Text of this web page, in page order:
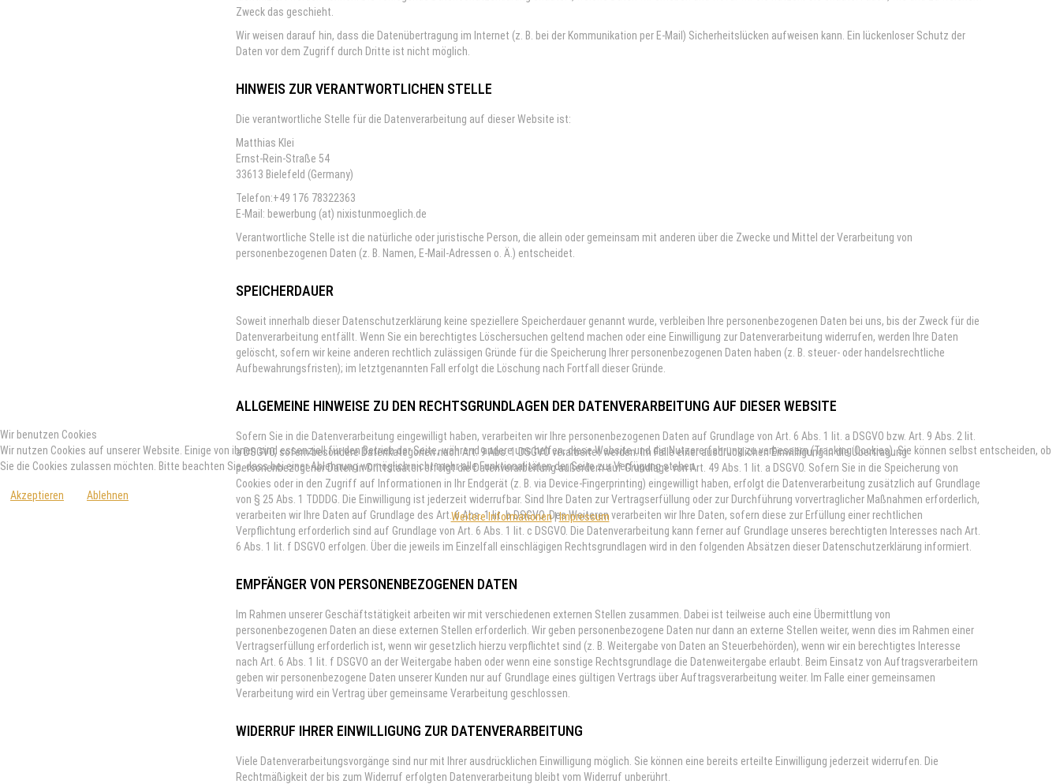
Zweck das geschieht.
Wir weisen darauf hin, dass die Datenübertragung im Internet (z. B. bei der Kommunikation per E-Mail) Sicherheitslücken aufweisen kann. Ein lückenloser Schutz der
Daten vor dem Zugriff durch Dritte ist nicht möglich.
HINWEIS ZUR VERANTWORTLICHEN STELLE
Die verantwortliche Stelle für die Datenverarbeitung auf dieser Website ist:
Matthias Klei
Ernst-Rein-Straße 54
33613 Bielefeld (Germany)
Telefon:+49 176 78322363
E-Mail: bewerbung (at) nixistunmoeglich.de
Verantwortliche Stelle ist die natürliche oder juristische Person, die allein oder gemeinsam mit anderen über die Zwecke und Mittel der Verarbeitung von
personenbezogenen Daten (z. B. Namen, E-Mail-Adressen o. Ä.) entscheidet.
SPEICHERDAUER
Soweit innerhalb dieser Datenschutzerklärung keine speziellere Speicherdauer genannt wurde, verbleiben Ihre personenbezogenen Daten bei uns, bis der Zweck für die
Datenverarbeitung entfällt. Wenn Sie ein berechtigtes Löschersuchen geltend machen oder eine Einwilligung zur Datenverarbeitung widerrufen, werden Ihre Daten
gelöscht, sofern wir keine anderen rechtlich zulässigen Gründe für die Speicherung Ihrer personenbezogenen Daten haben (z. B. steuer- oder handelsrechtliche
Aufbewahrungsfristen); im letztgenannten Fall erfolgt die Löschung nach Fortfall dieser Gründe.
ALLGEMEINE HINWEISE ZU DEN RECHTSGRUNDLAGEN DER DATENVERARBEITUNG AUF DIESER WEBSITE
Sofern Sie in die Datenverarbeitung eingewilligt haben, verarbeiten wir Ihre personenbezogenen Daten auf Grundlage von Art. 6 Abs. 1 lit. a DSGVO bzw. Art. 9 Abs. 2 lit.
a DSGVO, sofern besondere Datenkategorien nach Art. 9 Abs. 1 DSGVO verarbeitet werden. Im Falle einer ausdrücklichen Einwilligung in die Übertragung
personenbezogener Daten in Drittstaaten erfolgt die Datenverarbeitung außerdem auf Grundlage von Art. 49 Abs. 1 lit. a DSGVO. Sofern Sie in die Speicherung von
Cookies oder in den Zugriff auf Informationen in Ihr Endgerät (z. B. via Device-Fingerprinting) eingewilligt haben, erfolgt die Datenverarbeitung zusätzlich auf Grundlage
von § 25 Abs. 1 TDDDG. Die Einwilligung ist jederzeit widerrufbar. Sind Ihre Daten zur Vertragserfüllung oder zur Durchführung vorvertraglicher Maßnahmen erforderlich,
verarbeiten wir Ihre Daten auf Grundlage des Art. 6 Abs. 1 lit. b DSGVO. Des Weiteren verarbeiten wir Ihre Daten, sofern diese zur Erfüllung einer rechtlichen
Verpflichtung erforderlich sind auf Grundlage von Art. 6 Abs. 1 lit. c DSGVO. Die Datenverarbeitung kann ferner auf Grundlage unseres berechtigten Interesses nach Art.
6 Abs. 1 lit. f DSGVO erfolgen. Über die jeweils im Einzelfall einschlägigen Rechtsgrundlagen wird in den folgenden Absätzen dieser Datenschutzerklärung informiert.
EMPFÄNGER VON PERSONENBEZOGENEN DATEN
Im Rahmen unserer Geschäftstätigkeit arbeiten wir mit verschiedenen externen Stellen zusammen. Dabei ist teilweise auch eine Übermittlung von
personenbezogenen Daten an diese externen Stellen erforderlich. Wir geben personenbezogene Daten nur dann an externe Stellen weiter, wenn dies im Rahmen einer
Vertragserfüllung erforderlich ist, wenn wir gesetzlich hierzu verpflichtet sind (z. B. Weitergabe von Daten an Steuerbehörden), wenn wir ein berechtigtes Interesse
nach Art. 6 Abs. 1 lit. f DSGVO an der Weitergabe haben oder wenn eine sonstige Rechtsgrundlage die Datenweitergabe erlaubt. Beim Einsatz von Auftragsverarbeitern
geben wir personenbezogene Daten unserer Kunden nur auf Grundlage eines gültigen Vertrags über Auftragsverarbeitung weiter. Im Falle einer gemeinsamen
Verarbeitung wird ein Vertrag über gemeinsame Verarbeitung geschlossen.
WIDERRUF IHRER EINWILLIGUNG ZUR DATENVERARBEITUNG
Viele Datenverarbeitungsvorgänge sind nur mit Ihrer ausdrücklichen Einwilligung möglich. Sie können eine bereits erteilte Einwilligung jederzeit widerrufen. Die
Rechtmäßigkeit der bis zum Widerruf erfolgten Datenverarbeitung bleibt vom Widerruf unberührt.
Wir benutzen Cookies
Wir nutzen Cookies auf unserer Website. Einige von ihnen sind essenziell für den Betrieb der Seite, während andere uns helfen, diese Website und die Nutzererfahrung zu verbessern (Tracking Cookies). Sie können selbst entscheiden, ob
Sie die Cookies zulassen möchten. Bitte beachten Sie, dass bei einer Ablehnung womöglich nicht mehr alle Funktionalitäten der Seite zur Verfügung stehen.
Akzeptieren
Ablehnen
Weitere Informationen|Impressum